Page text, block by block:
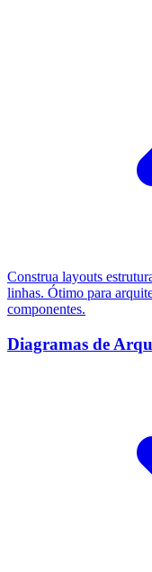
Construa layouts
linhas. Ótimo para
componentes.
Diagramas de